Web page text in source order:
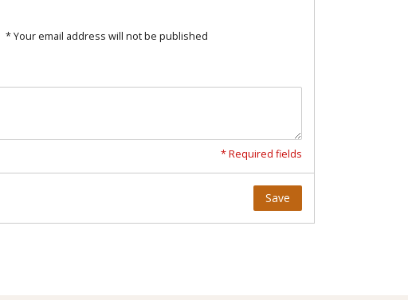
* Your email address will not be published
* Required fields
Save